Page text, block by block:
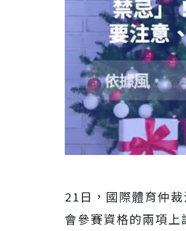
21日，國際體育仲
會參賽資格的兩項